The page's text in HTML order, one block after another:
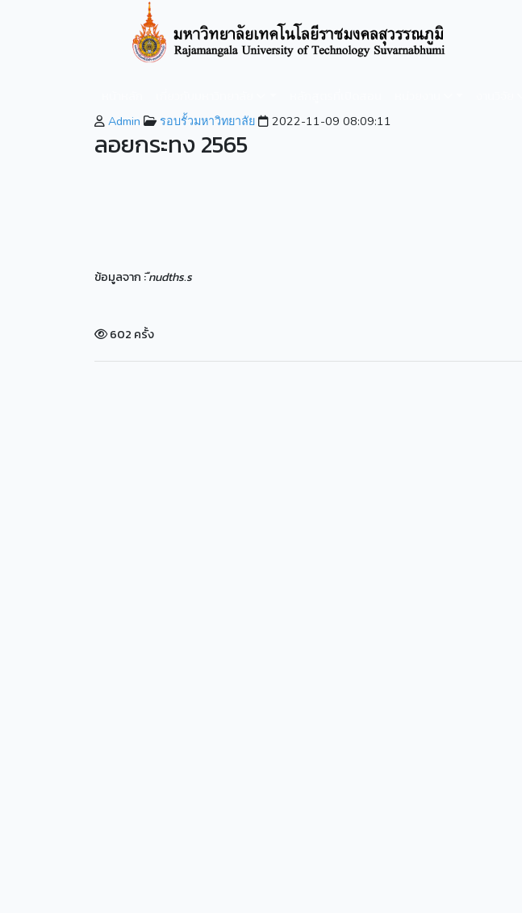
Admin รอบรั้วมหาวิทยาลัย 2022-11-09 08:09:11
ลอยกระทง 2565
ข้อมูลจาก :ืnudths.s
602 ครั้ง